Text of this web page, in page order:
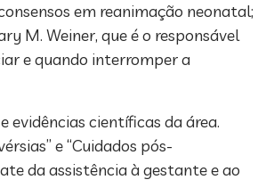
em reanimação neonatal;
M. Weiner, que é o responsável
e quando interromper a
evidências científicas da área.
e “Cuidados pós-
da assistência à gestante e ao